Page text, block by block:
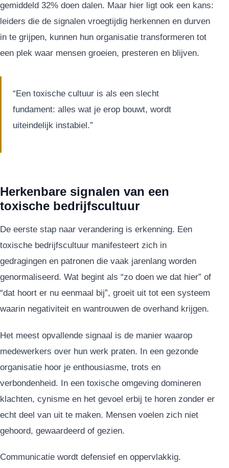
gemiddeld 32% doen dalen. Maar hier ligt ook een kans:
leiders die de signalen vroegtijdig herkennen en durven
in te grijpen, kunnen hun organisatie transformeren tot
een plek waar mensen groeien, presteren en blijven.
“Een toxische cultuur is als een slecht
fundament: alles wat je erop bouwt, wordt
uiteindelijk instabiel.”
Herkenbare signalen van een
toxische bedrijfscultuur
De eerste stap naar verandering is erkenning. Een
toxische bedrijfscultuur manifesteert zich in
gedragingen en patronen die vaak jarenlang worden
genormaliseerd. Wat begint als “zo doen we dat hier” of
“dat hoort er nu eenmaal bij”, groeit uit tot een systeem
waarin negativiteit en wantrouwen de overhand krijgen.
Het meest opvallende signaal is de manier waarop
medewerkers over hun werk praten. In een gezonde
organisatie hoor je enthousiasme, trots en
verbondenheid. In een toxische omgeving domineren
klachten, cynisme en het gevoel erbij te horen zonder er
echt deel van uit te maken. Mensen voelen zich niet
gehoord, gewaardeerd of gezien.
Communicatie wordt defensief en oppervlakkig.